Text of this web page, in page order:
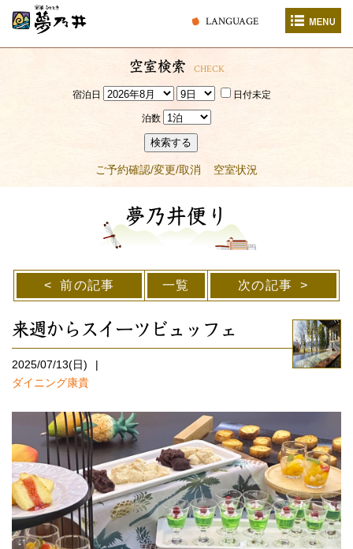
LANGUAGE
空室検索 CHECK
宿泊日 日付未定
泊数
検索する
ご予約確認/変更/取消 空室状況
夢乃井便り
前の記事 一覧 次の記事
来週からスイーツビュッフェ
2025/07/13(日)
ダイニング康貴